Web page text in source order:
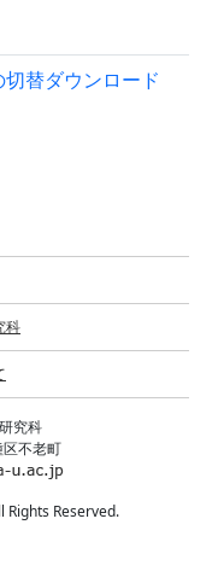
切替ダウンロード
科
究科
不老町
Reserved.